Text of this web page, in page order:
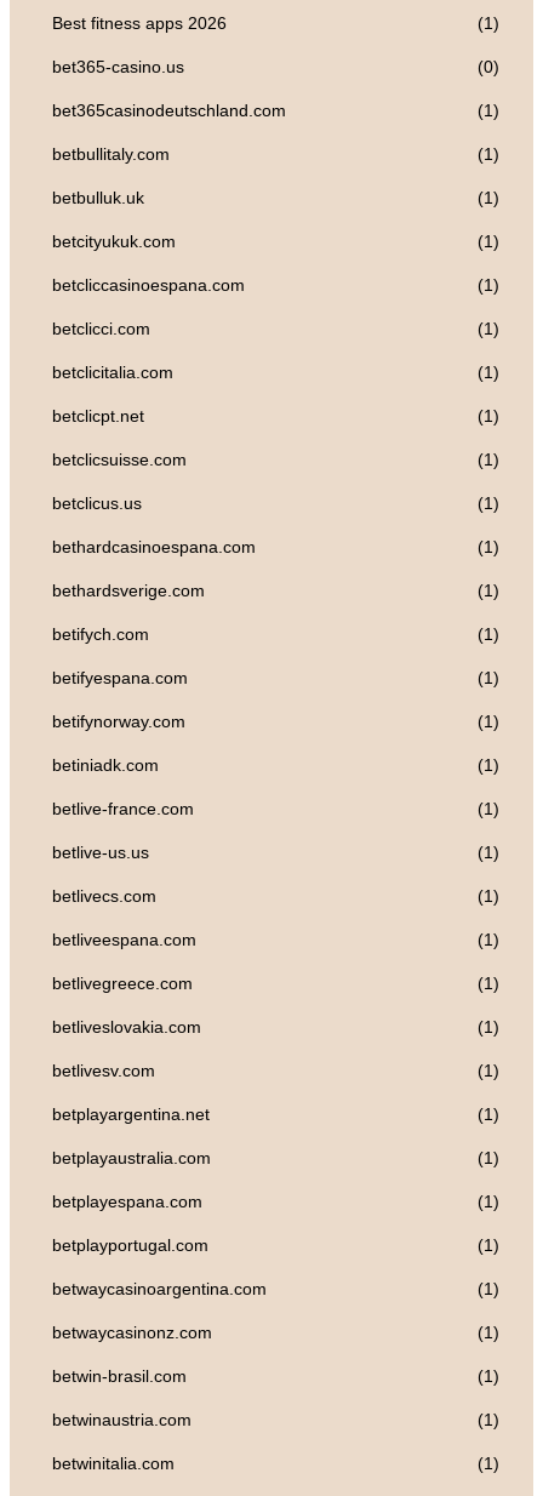
Best fitness apps 2026 (1)
bet365-casino.us (0)
bet365casinodeutschland.com (1)
betbullitaly.com (1)
betbulluk.uk (1)
betcityukuk.com (1)
betcliccasinoespana.com (1)
betclicci.com (1)
betclicitalia.com (1)
betclicpt.net (1)
betclicsuisse.com (1)
betclicus.us (1)
bethardcasinoespana.com (1)
bethardsverige.com (1)
betifych.com (1)
betifyespana.com (1)
betifynorway.com (1)
betiniadk.com (1)
betlive-france.com (1)
betlive-us.us (1)
betlivecs.com (1)
betliveespana.com (1)
betlivegreece.com (1)
betliveslovakia.com (1)
betlivesv.com (1)
betplayargentina.net (1)
betplayaustralia.com (1)
betplayespana.com (1)
betplayportugal.com (1)
betwaycasinoargentina.com (1)
betwaycasinonz.com (1)
betwin-brasil.com (1)
betwinaustria.com (1)
betwinitalia.com (1)